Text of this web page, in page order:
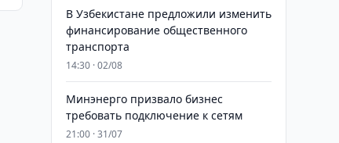
В Узбекистане предложили изменить
финансирование общественного
транспорта
14:30 · 02/08
Минэнерго призвало бизнес
требовать подключение к сетям
21:00 · 31/07